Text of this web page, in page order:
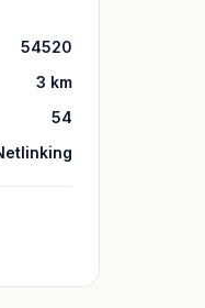
54520
3 km
54